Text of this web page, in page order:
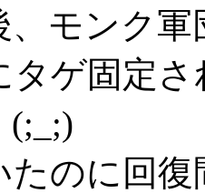
、モンク
タゲ固定
(;_;)
たのに回